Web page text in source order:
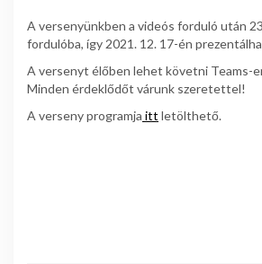
A versenyünkben a videós forduló után
fordulóba, így 2021. 12. 17-én
A versenyt élőben lehet követni Teams-
Minden érdeklődőt várunk szeretettel!
A verseny programja itt letölthető.